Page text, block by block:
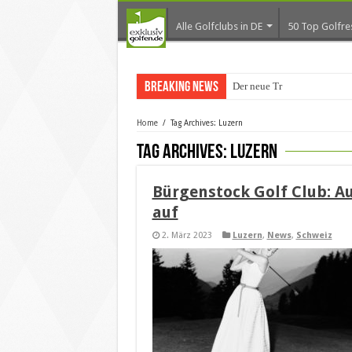
Alle Golfclubs in DE 50 Top
Breaking News Der neue Trend im G
Home / Tag Archives: Luzern
Tag Archives: Luzern
Bürgenstock Golf Club:
auf
2. März 2023 Luzern, News, Schweiz